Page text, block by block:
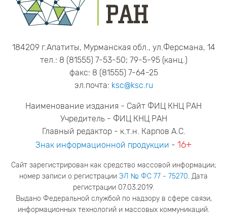
184209 г.Апатиты, Мурманская обл., ул.Ферсмана, 14
тел.: 8 (81555) 7-53-50; 79-5-95 (канц.)
факс: 8 (81555) 7-64-25
эл.почта: ksc@ksc.ru
Наименование издания - Сайт ФИЦ КНЦ РАН
Учредитель - ФИЦ КНЦ РАН
Главный редактор - к.т.н. Карпов А.С.
Знак информационной продукции - 16+
Сайт зарегистрирован как средство массовой информации;
номер записи о регистрации ЭЛ № ФС 77 - 75270. Дата
регистрации 07.03.2019.
Выдано Федеральной службой по надзору в сфере связи,
информационных технологий и массовых коммуникаций.